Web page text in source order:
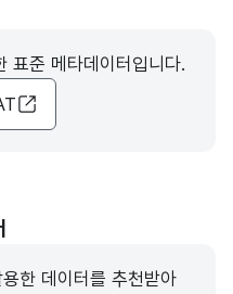
표준 메타데이터입니다.
한 데이터를 추천받아